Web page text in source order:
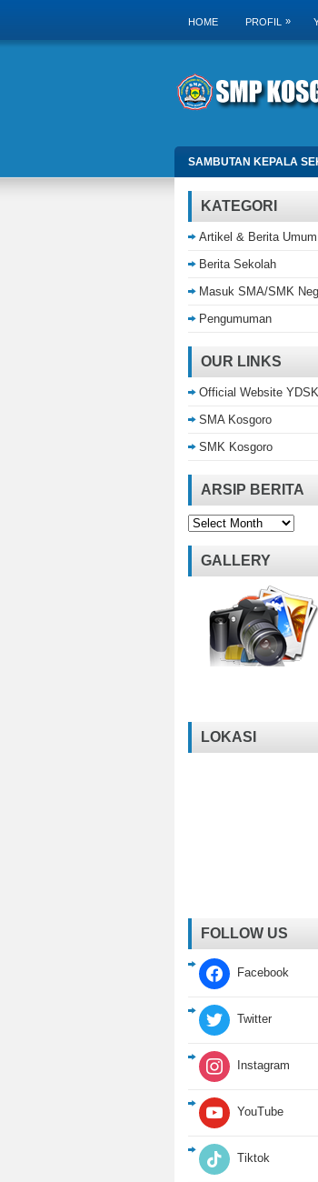
HOME PROFIL »
SAMBUTAN KEPALA
KATEGORI
Artikel & Berita Umum
Berita Sekolah
Masuk SMA/SMK
Pengumuman
OUR LINKS
Official Website YDSK
SMA Kosgoro
SMK Kosgoro
ARSIP BERITA
Arsip
Berita
GALLERY
LOKASI
FOLLOW US
Facebook
Twitter
Instagram
YouTube
Tiktok